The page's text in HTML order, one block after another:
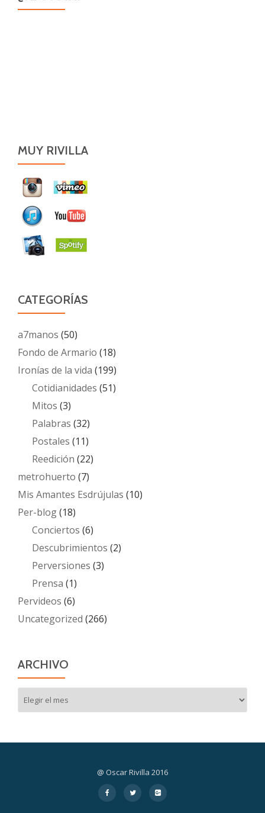
MUY RIVILLA
CATEGORÍAS
a7manos (50)
Fondo de Armario (18)
Ironías de la vida (199)
Cotidianidades (51)
Mitos (3)
Palabras (32)
Postales (11)
Reedición (22)
metrohuerto (7)
Mis Amantes Esdrújulas (10)
Per-blog(18)
Conciertos (6)
Descubrimientos (2)
Perversiones (3)
Prensa (1)
Pervideos (6)
Uncategorized (266)
ARCHIVO
@ Oscar Rivilla 2016
fa-
facebook
fa-
twitter
fa-
google-